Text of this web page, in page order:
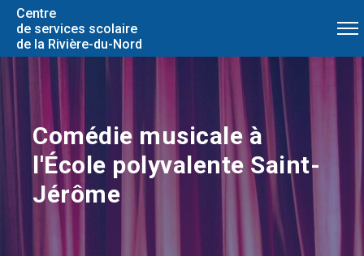
Centre
de services scolaire
de la Rivière-du-Nord
Comédie musicale à
l'École polyvalente Saint-
Jérôme